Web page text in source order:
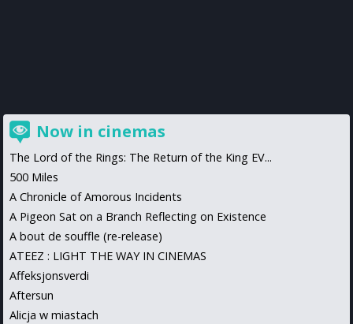
Now in cinemas
The Lord of the Rings: The Return of the King EV...
500 Miles
A Chronicle of Amorous Incidents
A Pigeon Sat on a Branch Reflecting on Existence
A bout de souffle (re-release)
ATEEZ : LIGHT THE WAY IN CINEMAS
Affeksjonsverdi
Aftersun
Alicja w miastach